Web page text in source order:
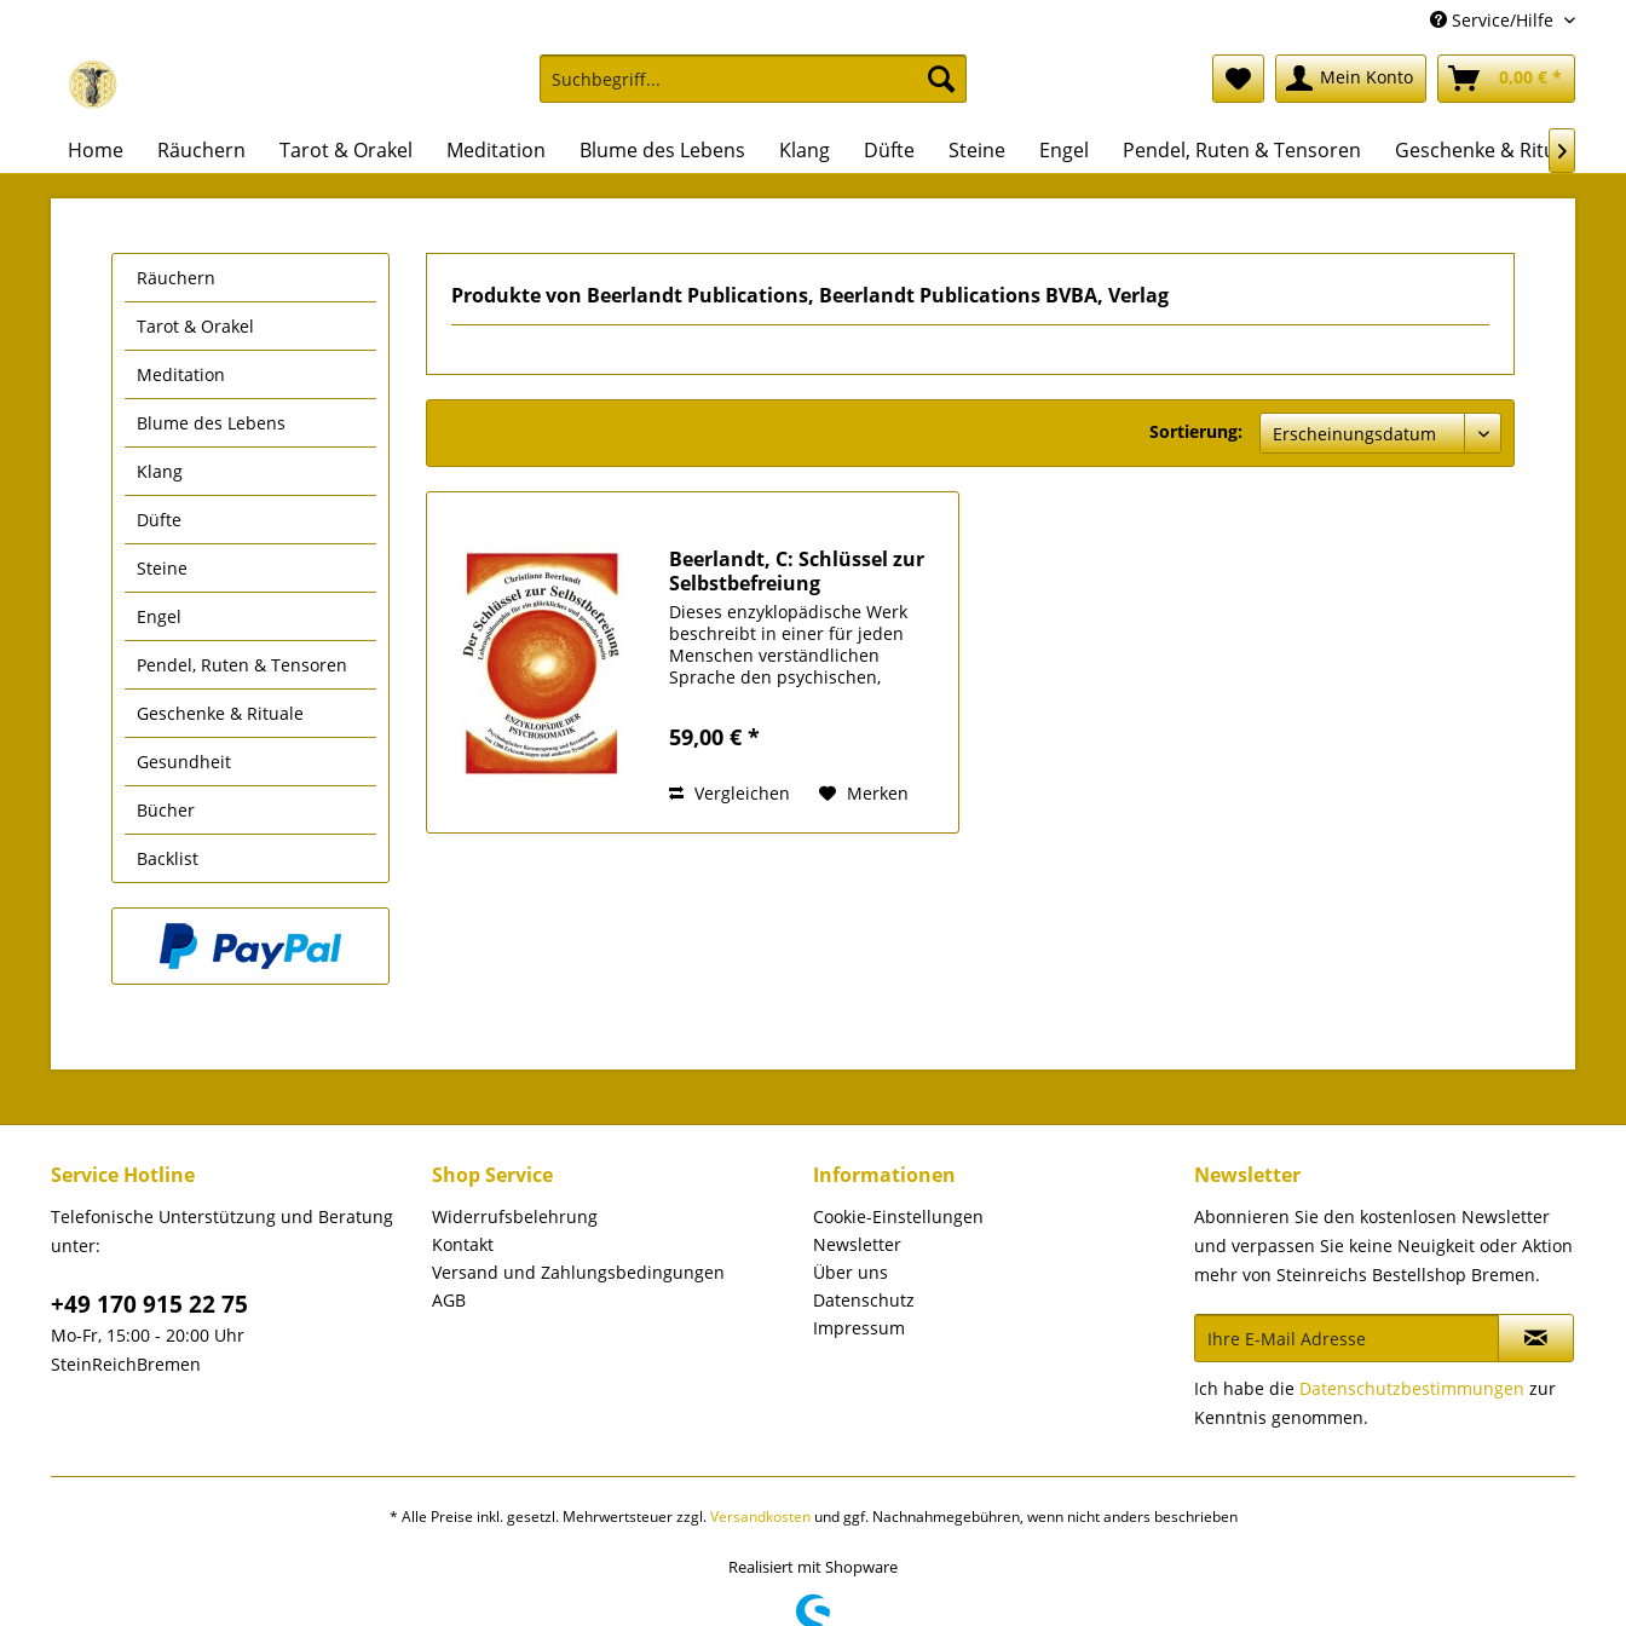
Service/Hilfe
Mein Konto 0,00 € *
Home Räuchern Tarot & Orakel Meditation Blume des Lebens Klang Düfte Steine Engel Pendel, Ruten & Tensoren Geschenke & Rituale

Räuchern
Tarot & Orakel
Meditation
Blume des Lebens
Klang
Düfte
Steine
Engel
Pendel, Ruten & Tensoren
Geschenke & Rituale
Gesundheit
Bücher
Backlist
Produkte von Beerlandt Publications, Beerlandt Publications BVBA, Verlag
Sortierung:
Beerlandt, C: Schlüssel zur
Selbstbefreiung
Dieses enzyklopädische Werk
beschreibt in einer für jeden
Menschen verständlichen
Sprache den psychischen,
Überwindung. Es beinhaltet auch
59,00 € *
Vergleichen Merken
Service Hotline
Telefonische Unterstützung und Beratung
unter:
+49 170 915 22 75
Mo-Fr, 15:00 - 20:00 Uhr
SteinReichBremen
Shop Service
Widerrufsbelehrung
Kontakt
Versand und Zahlungsbedingungen
AGB
Informationen
Cookie-Einstellungen
Newsletter
Über uns
Datenschutz
Impressum
Newsletter
Abonnieren Sie den kostenlosen Newsletter
und verpassen Sie keine Neuigkeit oder Aktion
mehr von Steinreichs Bestellshop Bremen.
Ich habe die Datenschutzbestimmungen zur
Kenntnis genommen.
* Alle Preise inkl. gesetzl. Mehrwertsteuer zzgl.Versandkostenund ggf. Nachnahmegebühren, wenn nicht anders beschrieben
Realisiert mit Shopware